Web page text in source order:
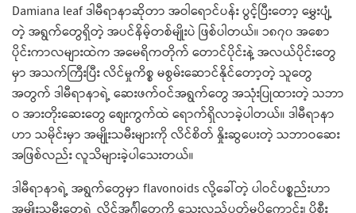
Damiana leaf ဒါမီရာနာဆိုတာ အဝါရောင်ပန်း ပွင့်ပြီးတော့ မွှေးပျံ့
တဲ့ အရွက်တွေရှိတဲ့ အပင်နိမ့်တစ်မျိုးပဲ ဖြစ်ပါတယ်။ ၁၈၇၀ အစော
ပိုင်းကာလများထဲက အမေရိကတိုက် တောင်ပိုင်းနဲ့ အလယ်ပိုင်းတွေ
မှာ အသက်ကြီးပြီး လိင်မှုကိစ္စ မစွမ်းဆောင်နိုင်တော့တဲ့ သူတွေ
အတွက် ဒါမီရာနာရဲ့ ဆေးဖက်ဝင်အရွက်တွေ အသုံးပြုထားတဲ့ သဘာ
ဝ အားတိုးဆေးတွေ စျေးကွက်ထဲ ရောက်ရှိလာခဲ့ပါတယ်။ ဒါမီရာနာ
ဟာ သမိုင်းမှာ အမျိုးသမီးများကို လိင်စိတ် နှိုးဆွပေးတဲ့ သဘာဝဆေး
အဖြစ်လည်း လူသိများခဲ့ပါသေးတယ်။
ဒါမီရာနာရဲ့ အရွက်တွေမှာ flavonoids လို့ခေါ်တဲ့ ပါဝင်ပစ္စည်းဟာ